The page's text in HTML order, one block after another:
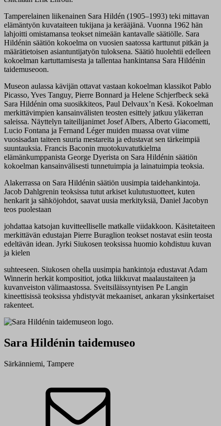
Tamperelainen liikenainen Sara Hildén (1905–1993) teki mittavan
elämäntyön kuvataiteen tukijana ja kerääjänä. Vuonna 1962 hän
lahjoitti omistamansa teokset nimeään kantavalle säätiölle. Sara
Hildénin säätiön kokoelma on vuosien saatossa karttunut pitkän ja
määrätietoisen asiantuntijatyön tuloksena. Säätiö huolehtii edelleen
kokoelman kartuttamisesta ja tallentaa hankintansa Sara Hildénin
taidemuseoon.
Museon aulassa kävijän ottavat vastaan kokoelman klassikot Pablo
Picasso, Yves Tanguy, Pierre Bonnard ja Helene Schjerfbeck sekä
Sara Hildénin oma suosikkiteos, Paul Delvaux’n Kesä. Kokoelman
merkittävimpien kansainvälisten teosten esittely jatkuu yläkerran
saleissa. Näyttelyn taiteilijanimet Josef Albers, Alberto Giacometti,
Lucio Fontana ja Fernand Léger muiden muassa ovat viime
vuosisadan taiteen suuria mestareita ja edustavat sen tärkeimpiä
suuntauksia. Francis Baconin muotokuvatutkielma
elämänkumppanista George Dyerista on Sara Hildénin säätiön
kokoelman kansainvälisesti tunnetuimpia ja lainatuimpia teoksia.
Alakerrassa on Sara Hildénin säätiön uusimpia taidehankintoja.
Jacob Dahlgrenin teoksissa tutut arkiset kulutustuotteet, kuten
henkarit ja sähköjohdot, saavat uusia merkityksiä, Daniel Jacobyn
teos puolestaan
johdattaa katsojan kuvitteelliselle matkalle viidakkoon. Käsitetaiteen
merkittävän edustajan Pierre Buraglion teokset nostavat esiin teosta
edeltävän idean. Jyrki Siukosen teoksissa huomio kohdistuu kuvan
ja kielen
suhteeseen. Siukosen ohella uusimpia hankintoja edustavat Adam
Winnerin herkät kompositiot, jotka liikkuvat maalaustaiteen ja
kuvanveiston välimaastossa. Sveitsiläissyntyisen Pe Langin
kineettisissä teoksissa yhdistyvät mekaaniset, ankaran yksinkertaiset
rakenteet.
Sara Hildénin taidemuseo
Särkänniemi, Tampere